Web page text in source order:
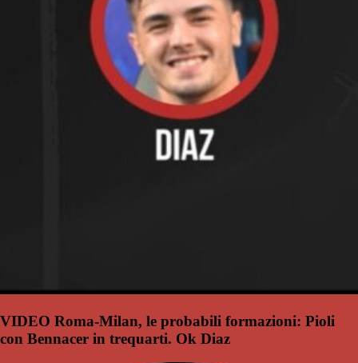
VIDEO Roma-Milan, le probabili formazioni: Pioli
con Bennacer in trequarti. Ok Diaz